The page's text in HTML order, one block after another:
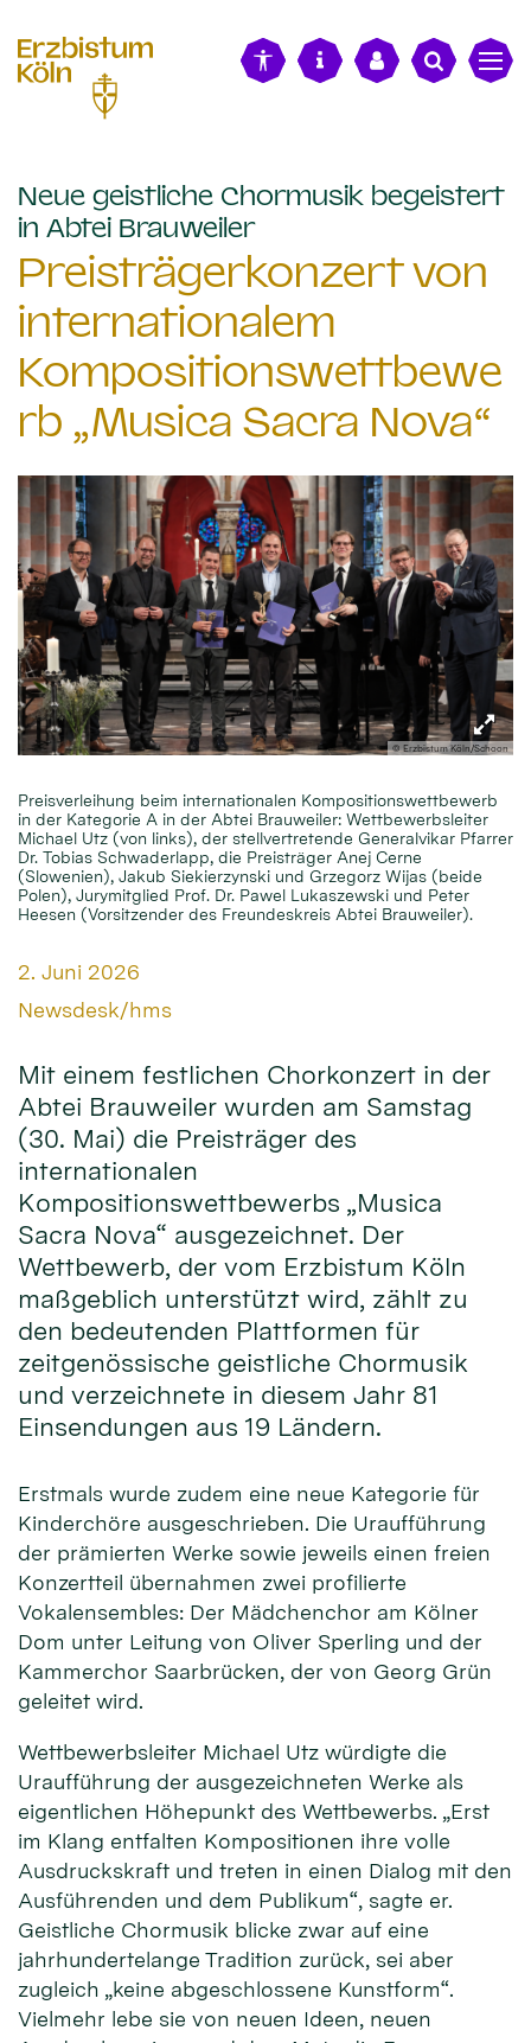
Neue geistliche Chormusik begeistert
in Abtei Brauweiler:
Preisträgerkonzert von
internationalem
Kompositionswettbewe
rb „Musica Sacra Nova“
© Erzbistum Köln/Schoon
Preisverleihung beim internationalen Kompositionswettbewerb
in der Kategorie A in der Abtei Brauweiler: Wettbewerbsleiter
Michael Utz (von links), der stellvertretende Generalvikar Pfarrer
Dr. Tobias Schwaderlapp, die Preisträger Anej Cerne
(Slowenien), Jakub Siekierzynski und Grzegorz Wijas (beide
Polen), Jurymitglied Prof. Dr. Pawel Lukaszewski und Peter
Heesen (Vorsitzender des Freundeskreis Abtei Brauweiler).
Datum:
2. Juni 2026
Von:
Newsdesk/hms
Mit einem festlichen Chorkonzert in der
Abtei Brauweiler wurden am Samstag
(30. Mai) die Preisträger des
internationalen
Kompositionswettbewerbs „Musica
Sacra Nova“ ausgezeichnet. Der
Wettbewerb, der vom Erzbistum Köln
maßgeblich unterstützt wird, zählt zu
den bedeutenden Plattformen für
zeitgenössische geistliche Chormusik
und verzeichnete in diesem Jahr 81
Einsendungen aus 19 Ländern.
Erstmals wurde zudem eine neue Kategorie für
Kinderchöre ausgeschrieben. Die Uraufführung
der prämierten Werke sowie jeweils einen freien
Konzertteil übernahmen zwei profilierte
Vokalensembles: Der Mädchenchor am Kölner
Dom unter Leitung von Oliver Sperling und der
Kammerchor Saarbrücken, der von Georg Grün
geleitet wird.
Wettbewerbsleiter Michael Utz würdigte die
Uraufführung der ausgezeichneten Werke als
eigentlichen Höhepunkt des Wettbewerbs. „Erst
im Klang entfalten Kompositionen ihre volle
Ausdruckskraft und treten in einen Dialog mit den
Ausführenden und dem Publikum“, sagte er.
Geistliche Chormusik blicke zwar auf eine
jahrhundertelange Tradition zurück, sei aber
zugleich „keine abgeschlossene Kunstform“.
Vielmehr lebe sie von neuen Ideen, neuen